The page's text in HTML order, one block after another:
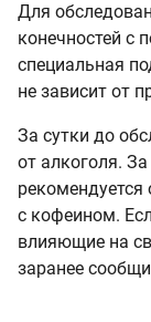
Для
конечностей с
специальная
не зависит от
За сутки до
от алкоголя.
рекомендуется
с кофеином.
влияющие на
заранее